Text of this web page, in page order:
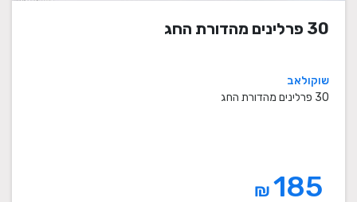
30 פרלינים מהדורת החג
שוקולאב
30 פרלינים מהדורת החג
₪